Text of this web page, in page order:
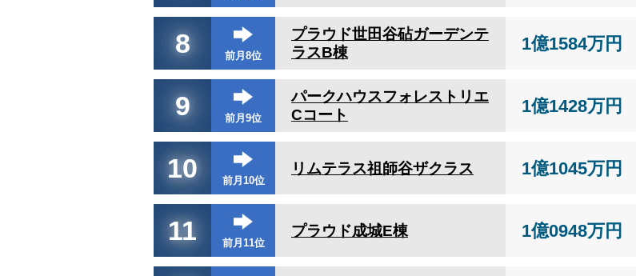
8 前月8位
プラウド世田谷砧ガーデンテ
ラスB棟
1億1584万円
9 前月9位
パークハウスフォレストリエ
Cコート
1億1428万円
10 前月10位
リムテラス祖師谷ザクラス 1億1045万円
11 前月11位
プラウド成城E棟 1億0948万円